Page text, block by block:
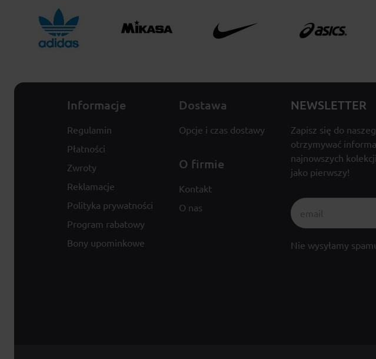
Informacje
Regulamin
Płatności
Zwroty
Reklamacje
Polityka prywatności
Program rabatowy
Bony upominkowe
Dostawa
Opcje i czas dostawy
O firmie
Kontakt
O nas
NEWSLETTER
Zapisz się do
otrzymywać
najnowszych
jako pierwszy!
Nie wysyłamy